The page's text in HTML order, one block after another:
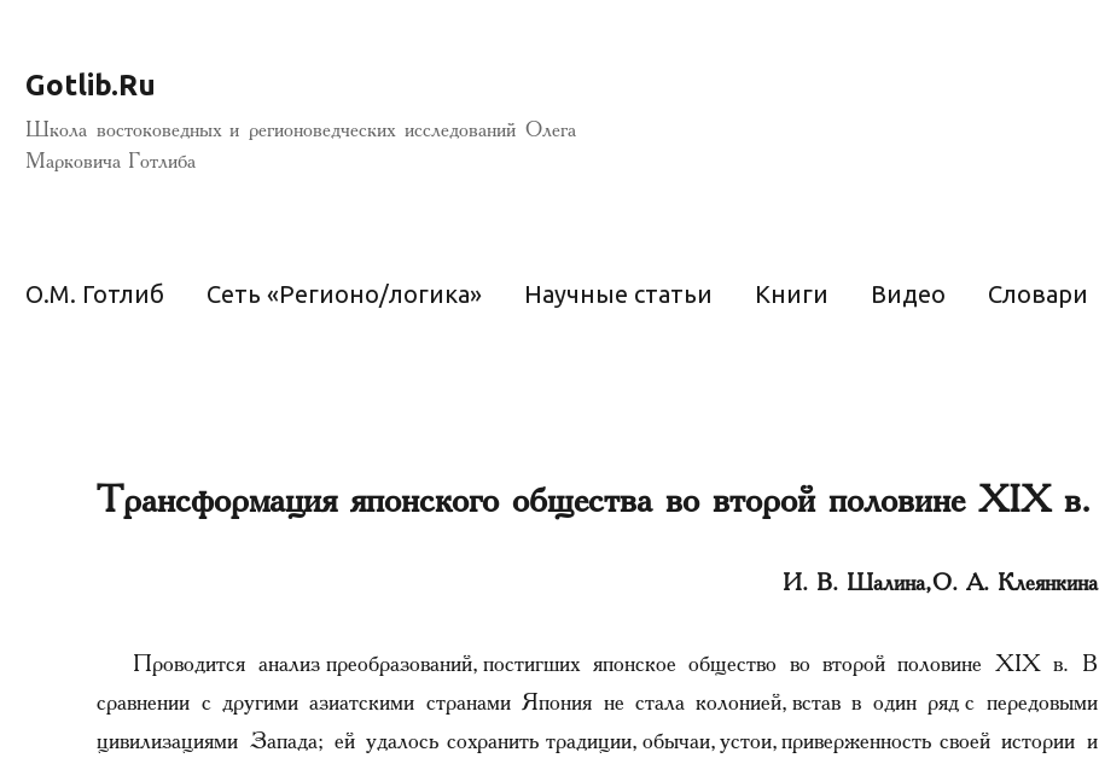
Gotlib.Ru
Школа востоковедных и регионоведческих исследований Олега
Марковича Готлиба
О.М. Готлиб Сеть «Регионо/логика» Научные статьи Книги Видео Словари
Трансформация японского общества во второй половине XIX в.
И. В. Шалина, О. А. Клеянкина
Проводится анализ преобразований, постигших японское общество во второй половине XIX в. В
сравнении с другими азиатскими странами Япония не стала колонией, встав в один ряд с передовыми
цивилизациями Запада; ей удалось сохранить традиции, обычаи, устои, приверженность своей истории и